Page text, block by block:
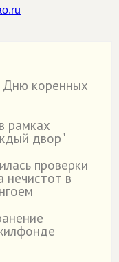
Дню коренных
рамках
двор"
проверки
нечистот в